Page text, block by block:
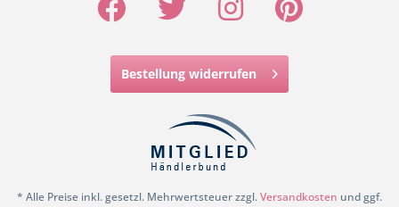
Bestellung widerrufen
* Alle Preise inkl. gesetzl. Mehrwertsteuer zzgl.Versandkosten und ggf.